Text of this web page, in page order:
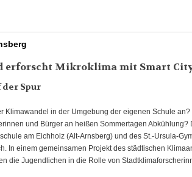
erforscht Mikroklima mit Smart
der Spur
Klimawandel in der Umgebung der eigenen Schule
und Bürger an heißen Sommertagen
am Eichholz (Alt-Arnsberg) und des St.-Ursula-
In einem gemeinsamen Projekt des städtischen
die Jugendlichen in die Rolle von